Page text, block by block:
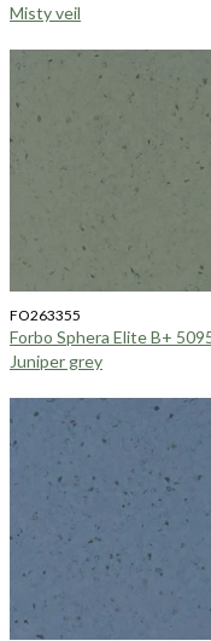
Misty veil
FO263355
Forbo Sphera Elite B+
Juniper grey